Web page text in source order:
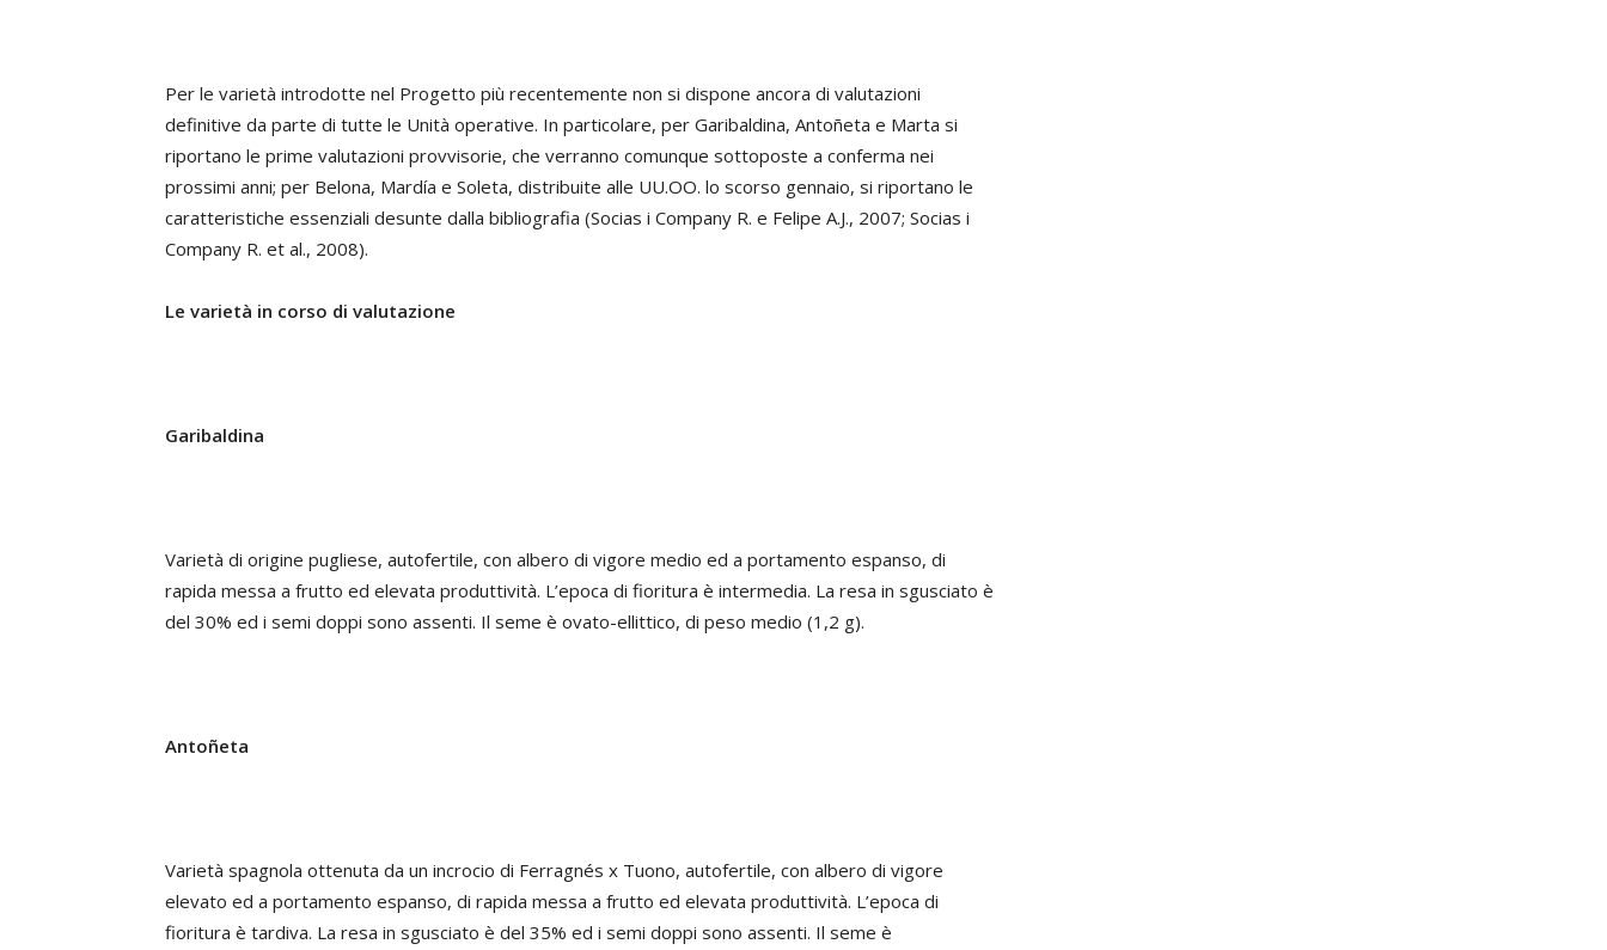
Per le varietà introdotte nel Progetto più recentemente non si dispone ancora di valutazioni
definitive da parte di tutte le Unità operative. In particolare, per Garibaldina, Antoñeta e Marta si
riportano le prime valutazioni provvisorie, che verranno comunque sottoposte a conferma nei
prossimi anni; per Belona, Mardía e Soleta, distribuite alle UU.OO. lo scorso gennaio, si riportano le
caratteristiche essenziali desunte dalla bibliografia (Socias i Company R. e Felipe A.J., 2007; Socias i
Company R. et al., 2008).
Le varietà in corso di valutazione
Garibaldina
Varietà di origine pugliese, autofertile, con albero di vigore medio ed a portamento espanso, di
rapida messa a frutto ed elevata produttività. L’epoca di fioritura è intermedia. La resa in sgusciato è
del 30% ed i semi doppi sono assenti. Il seme è ovato-ellittico, di peso medio (1,2 g).
Antoñeta
Varietà spagnola ottenuta da un incrocio di Ferragnés x Tuono, autofertile, con albero di vigore
elevato ed a portamento espanso, di rapida messa a frutto ed elevata produttività. L’epoca di
fioritura è tardiva. La resa in sgusciato è del 35% ed i semi doppi sono assenti. Il seme è